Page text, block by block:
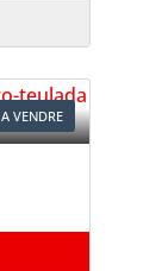
A VENDRE